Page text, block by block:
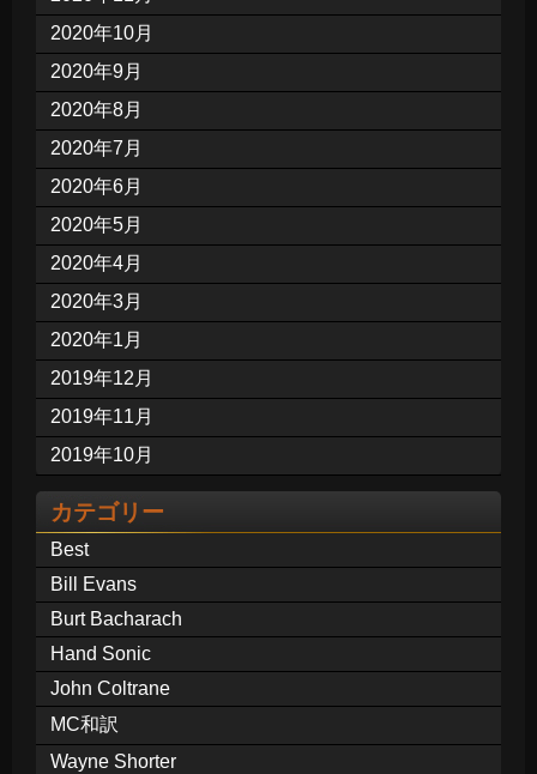
2020年10月
2020年9月
2020年8月
2020年7月
2020年6月
2020年5月
2020年4月
2020年3月
2020年1月
2019年12月
2019年11月
2019年10月
カテゴリー
Best
Bill Evans
Burt Bacharach
Hand Sonic
John Coltrane
MC和訳
Wayne Shorter